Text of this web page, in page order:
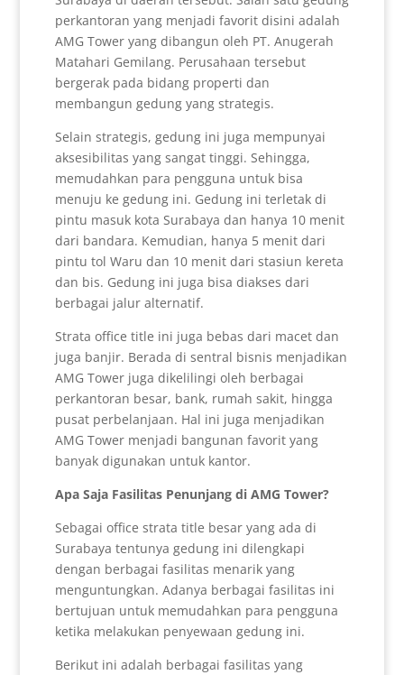
perkantoran yang menjadi favorit disini adalah
AMG Tower yang dibangun oleh PT. Anugerah
Matahari Gemilang. Perusahaan tersebut
bergerak pada bidang properti dan
membangun gedung yang strategis.
Selain strategis, gedung ini juga mempunyai
aksesibilitas yang sangat tinggi. Sehingga,
memudahkan para pengguna untuk bisa
menuju ke gedung ini. Gedung ini terletak di
pintu masuk kota Surabaya dan hanya 10 menit
dari bandara. Kemudian, hanya 5 menit dari
pintu tol Waru dan 10 menit dari stasiun kereta
dan bis. Gedung ini juga bisa diakses dari
berbagai jalur alternatif.
Strata office title ini juga bebas dari macet dan
juga banjir. Berada di sentral bisnis menjadikan
AMG Tower juga dikelilingi oleh berbagai
perkantoran besar, bank, rumah sakit, hingga
pusat perbelanjaan. Hal ini juga menjadikan
AMG Tower menjadi bangunan favorit yang
banyak digunakan untuk kantor.
Apa Saja Fasilitas Penunjang di AMG Tower?
Sebagai office strata title besar yang ada di
Surabaya tentunya gedung ini dilengkapi
dengan berbagai fasilitas menarik yang
menguntungkan. Adanya berbagai fasilitas ini
bertujuan untuk memudahkan para pengguna
ketika melakukan penyewaan gedung ini.
Berikut ini adalah berbagai fasilitas yang